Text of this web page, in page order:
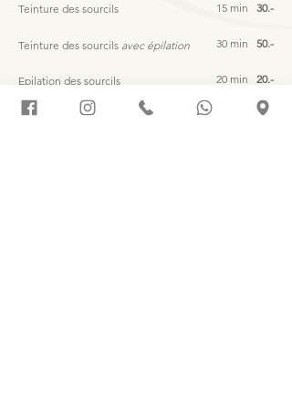
Teinture des sourcils
Teinture des sourcils avec épilation
Epilation des sourcils
15 min 30.-
30 min 50.-
20 min 20.-